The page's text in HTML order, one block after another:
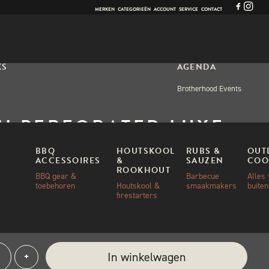
MERKEN CATEGORIEËN ACCOUNT SERVICE CONTACT
BBQ
ACCESSOIRES
BBQ gear &
toebehoren
HOUTSKOOL
&
ROOKHOUT
Houtskool &
firestarters
RUBS &
SAUZEN
Barbecue
smaakmakers
Alles
AGENDA
Brotherhood Events
PERFORATED LUXE
14”
+ In winkelwagen